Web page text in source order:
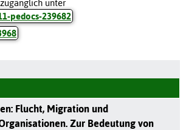
unter
pedocs-239682
Flucht, Migration und
Zur Bedeutung von